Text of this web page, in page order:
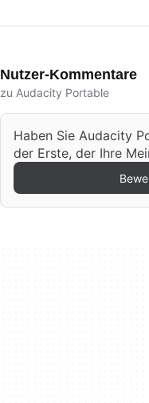
Nutzer-Kommentare
zu Audacity Portable
Haben Sie Audacity
der Erste, der Ihre